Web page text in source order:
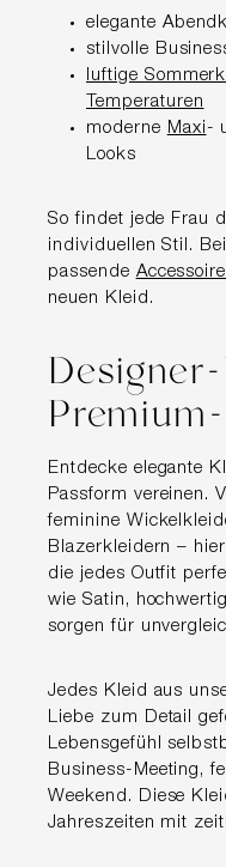
elegante
stilvolle
luftige
Temperaturen
moderne Maxi -
Looks
So findet jede Frau
individuellen Stil.
passende
neuen Kleid.
Entdecke elegante
Passform vereinen.
feminine
Blazerkleidern –
die jedes Outfit
wie Satin,
sorgen für
Jedes Kleid aus
Liebe zum Detail
Lebensgefühl
Business-Meeting,
Weekend. Diese
Jahreszeiten mit